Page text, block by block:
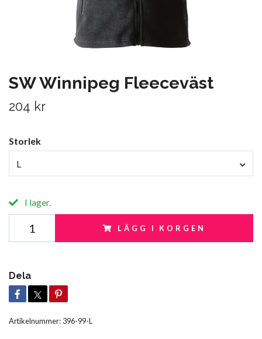
SW Winnipeg Fleeceväst
204 kr
Storlek
L
I lager.
LÄGG I KORGEN
Dela
Artikelnummer: 396-99-L